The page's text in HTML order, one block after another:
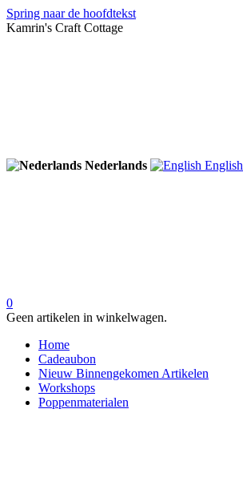
Spring naar de hoofdtekst
Kamrin's Craft Cottage
Nederlands English
0
Geen artikelen in winkelwagen.
Home
Cadeaubon
Nieuw Binnengekomen Artikelen
Workshops
Poppenmaterialen